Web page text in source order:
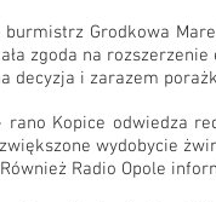
Grodkowa
zgoda na
decyzja i zarazem
Kopice odwiedza
wydobycie
Również Radio Opole